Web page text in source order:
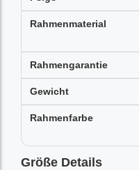
Rahmenmaterial
Rahmengarantie
Gewicht
Rahmenfarbe
Größe Details